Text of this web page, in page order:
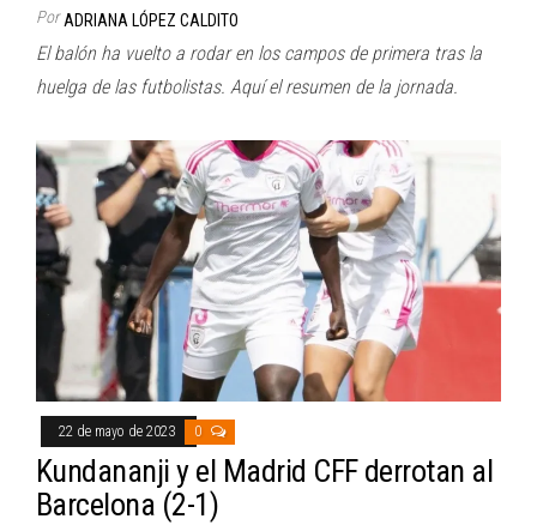
Por ADRIANA LÓPEZ CALDITO
El balón ha vuelto a rodar en los campos de primera tras la
huelga de las futbolistas. Aquí el resumen de la jornada.
22 de mayo de 2023 0
Kundananji y el Madrid CFF derrotan al
Barcelona (2-1)